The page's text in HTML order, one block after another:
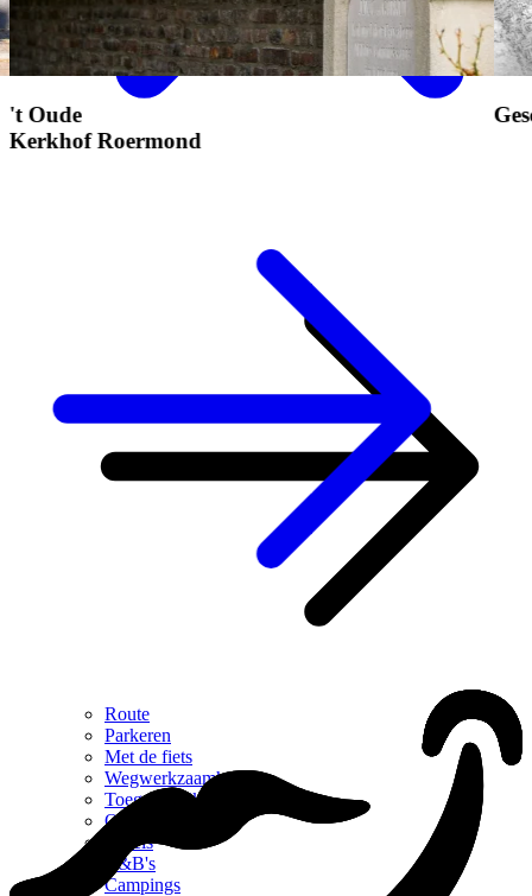
Route
Parkeren
Met de fiets
Wegwerkzaamheden
Toegankelijke binnenstad
Overnachten
Hotels
B&B's
Campings
Geschiedenis